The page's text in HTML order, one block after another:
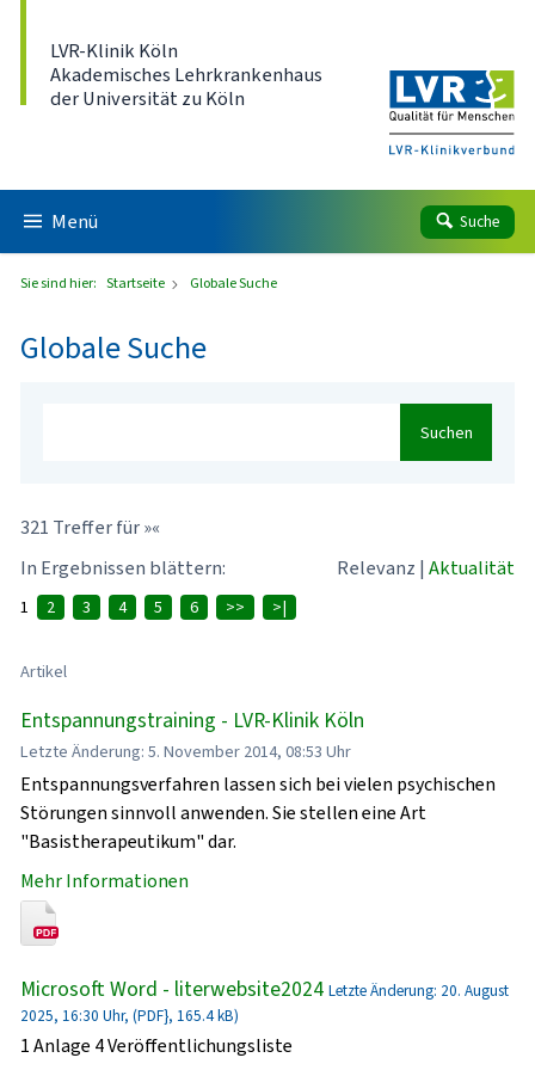
LVR-Klinik Köln
Akademisches Lehrkrankenhaus
der Universität zu Köln
Menü Suche
Sie sind hier: Startseite Globale Suche
Globale Suche
Suchen
321 Treffer für »«
In Ergebnissen blättern:
Relevanz | Aktualität
1 2 3 4 5 6 >> >|
Artikel
Entspannungstraining - LVR-Klinik Köln
Letzte Änderung: 5. November 2014, 08:53 Uhr
Entspannungsverfahren lassen sich bei vielen psychischen
Störungen sinnvoll anwenden. Sie stellen eine Art
"Basistherapeutikum" dar.
Mehr Informationen
Microsoft Word - literwebsite2024 Letzte Änderung: 20. August
2025, 16:30 Uhr, (PDF}, 165.4 kB)
1 Anlage 4 Veröffentlichungsliste